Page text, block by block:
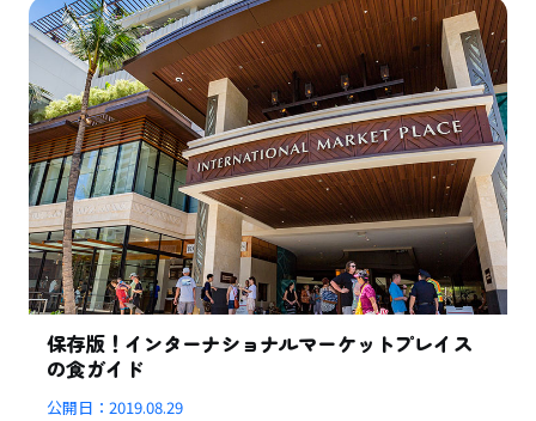
保存版！インターナショナルマーケットプレイス
の食ガイド
公開日：2019.08.29